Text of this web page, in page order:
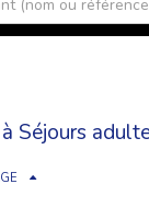
Séjours